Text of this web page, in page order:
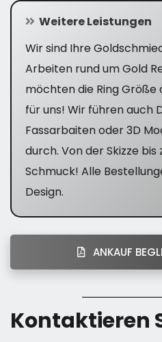
Weitere Leistungen
Wir sind Ihre
Arbeiten rund um Gold
möchten die Ring Größe
für uns! Wir führen auch
Fassarbaiten oder 3D
durch. Von der Skizze
Schmuck! Alle
Design.
ANKAUF
Kontaktieren